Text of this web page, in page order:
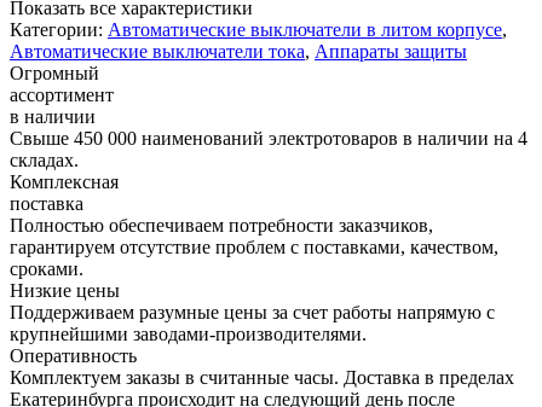
Показать все характеристики
Категории: Автоматические выключатели в литом корпусе,
Автоматические выключатели тока, Аппараты защиты
Огромный
ассортимент
в наличии
Свыше 450 000 наименований электротоваров в наличии на 4
складах.
Комплексная
поставка
Полностью обеспечиваем потребности заказчиков,
гарантируем отсутствие проблем с поставками, качеством,
сроками.
Низкие цены
Поддерживаем разумные цены за счет работы напрямую с
крупнейшими заводами-производителями.
Оперативность
Комплектуем заказы в считанные часы. Доставка в пределах
Екатеринбурга происходит на следующий день после